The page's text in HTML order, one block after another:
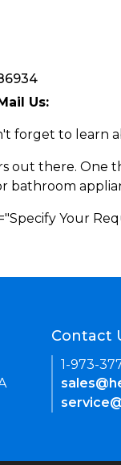
Us:
forget to learn
out there. One
bathroom
Your
Contact
1-973-